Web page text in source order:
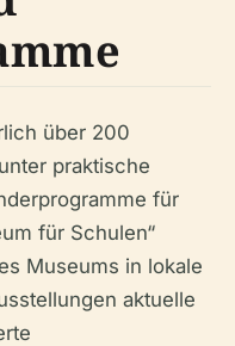
über 200
praktische
für
für Schulen“
Museums in lokale
aktuelle